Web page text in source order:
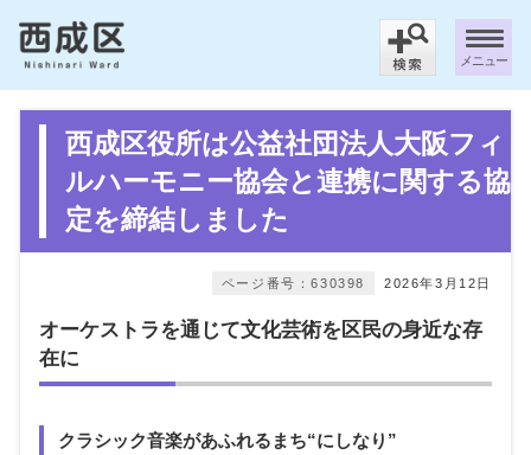
メニュー
西成区役所は公益社団法人大阪フィ
ルハーモニー協会と連携に関する協
定を締結しました
2026年3月12日
ページ番号：630398
オーケストラを通じて文化芸術を区民の身近な存
在に
クラシック音楽があふれるまち“にしなり”